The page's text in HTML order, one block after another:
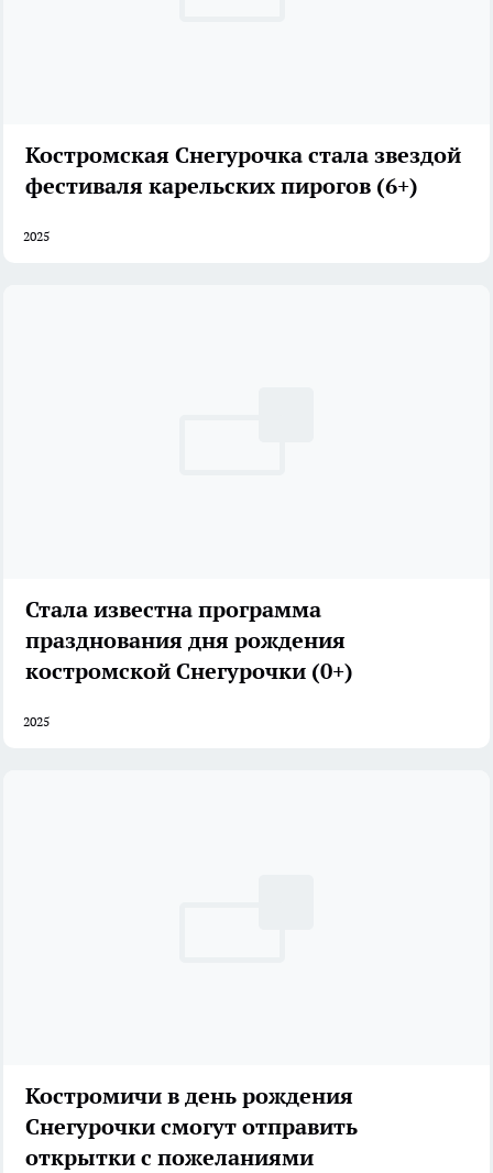
Костромская Снегурочка стала звездой
фестиваля карельских пирогов (6+)
2025
Стала известна программа
празднования дня рождения
костромской Снегурочки (0+)
2025
Костромичи в день рождения
Снегурочки смогут отправить
открытки с пожеланиями